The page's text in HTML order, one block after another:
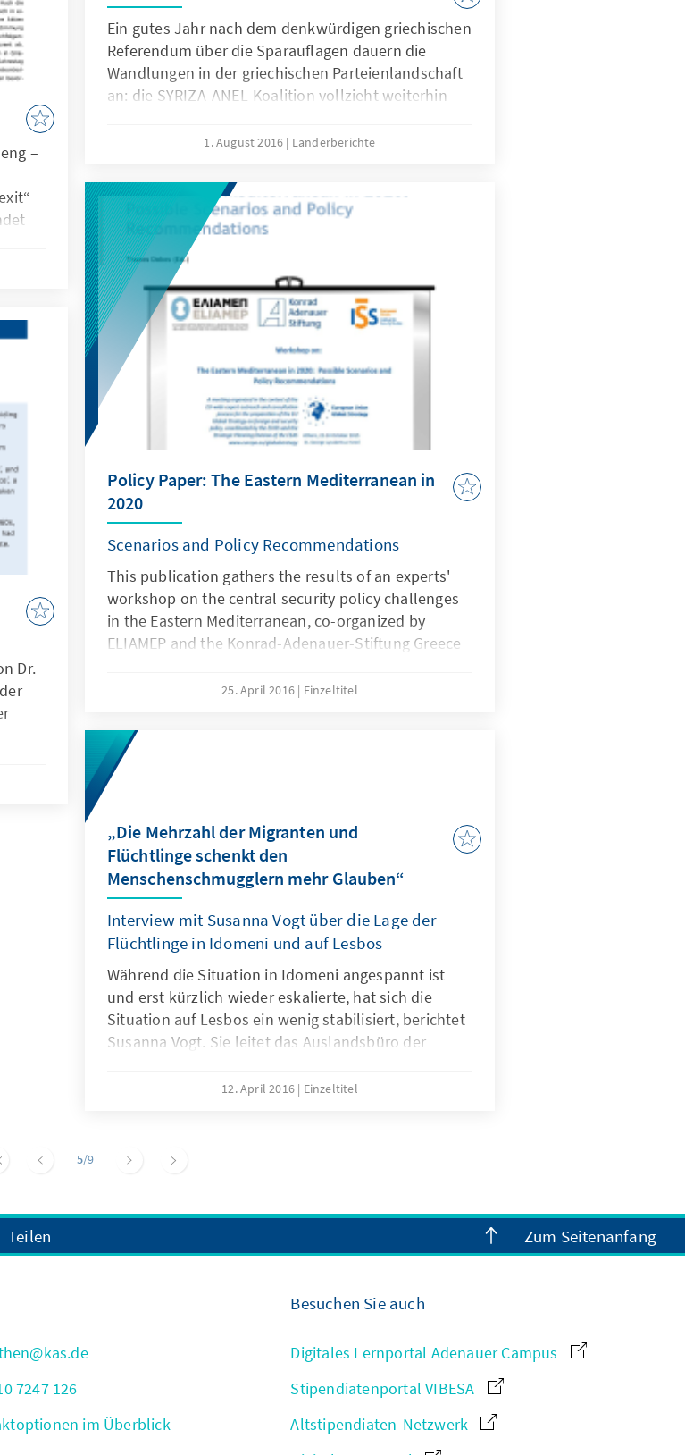
Ein gutes Jahr nach dem denkwürdigen griechischen
Referendum über die Sparauflagen dauern die
Wandlungen in der griechischen Parteienlandschaft
an: die SYRIZA-ANEL-Koalition vollzieht weiterhin
kleinen Schritten die Annäherung an die politische
Regierung zur ideologischen Profilierung benutzt.
Und der griechischen Bevölkerung droht ein
nächster Schub an finanziellen Belastungen, die in
ihrer breiten Wirkung für weitere Frustration und
Enttäuschung sorgen werden.
1. August 2016 Länderberichte
–
Policy Paper: The Eastern Mediterranean in
2020
Scenarios and Policy Recommendations
This publication gathers the results of an experts'
workshop on the central security policy challenges
in the Eastern Mediterranean, co-organized by
ELIAMEP and the Konrad-Adenauer-Stiftung Greece
25. April 2016 Einzeltitel
Dr.
„Die Mehrzahl der Migranten und
Flüchtlinge schenkt den
Menschenschmugglern mehr Glauben“
Interview mit Susanna Vogt über die Lage der
Flüchtlinge in Idomeni und auf Lesbos
Während die Situation in Idomeni angespannt ist
und erst kürzlich wieder eskalierte, hat sich die
Situation auf Lesbos ein wenig stabilisiert, berichtet
Susanna Vogt. Sie leitet das Auslandsbüro der
Ort einen Eindruck verschafft. Im Interview mit
verschlimmere – und warum Griechenland nichts
12. April 2016 Einzeltitel
5/9
Teilen Zum Seitenanfang
7247 126
im Überblick
Besuchen Sie auch
Digitales Lernportal Adenauer Campus
Stipendiatenportal VIBESA
Altstipendiaten-Netzwerk